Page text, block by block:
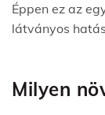
Éppen ez az
látványos
Milyen